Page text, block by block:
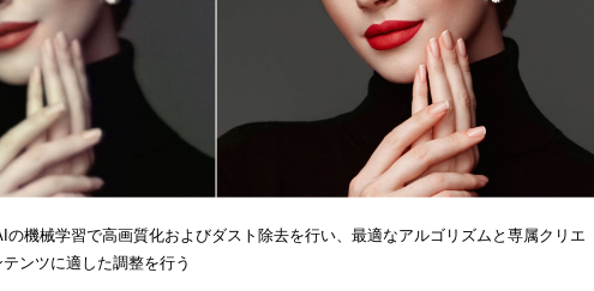
の機械学習で高画質化およびダスト除去を行い、最適なアルゴリズムと専属クリエ
ンツに適した調整を行う